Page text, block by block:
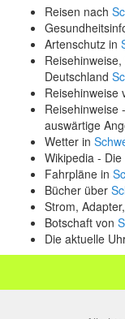
Reisen nach
Artenschutz in
Deutschland
Reisehinweise
Reisehinweise
auswärtige
Wetter in
Wikipedia -
Fahrpläne in
Bücher über
Strom,
Botschaft von
Die aktuelle